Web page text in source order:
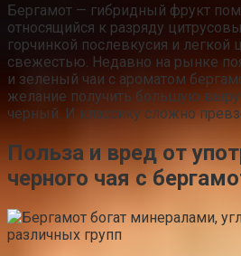
Бергамот — гибридный фрукт
относящийся к разряду
горчинкой послевкусия и легкой
свежестью. Недавно на рынке
и зеленый чаи с ароматом
желание получить большую
черный. И классику сложно
Польза и вред от
черного чая с